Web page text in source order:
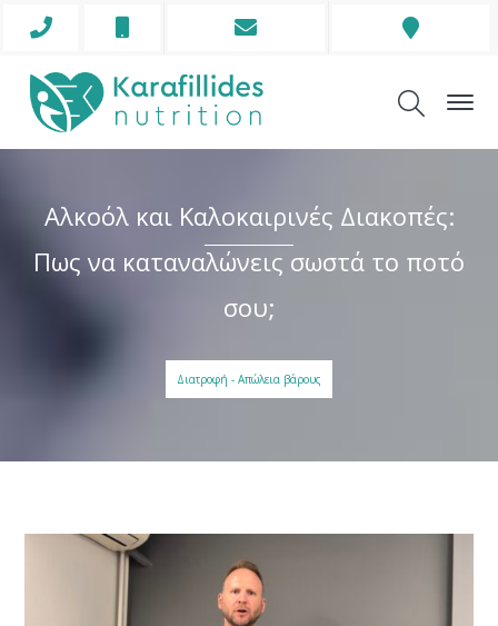
Phone
Envelope
Address
Αλκοόλ και Καλοκαιρινές Διακοπές:
Πως να καταναλώνεις σωστά το ποτό
σου;
Διατροφή - Απώλεια βάρους